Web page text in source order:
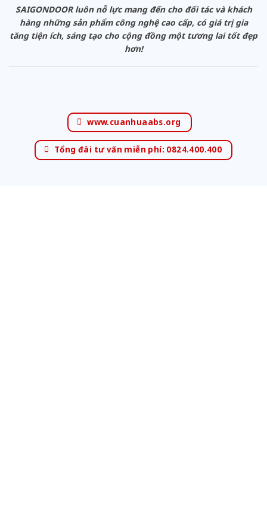
SAIGONDOOR luôn nỗ lực mang đến cho đối tác và khách
hàng những sản phẩm công nghệ cao cấp, có giá trị gia
tăng tiện ích, sáng tạo cho cộng đồng một tương lai tốt đẹp
hơn!
www.cuanhuaabs.org
Tổng đài tư vấn miễn phí: 0824.400.400